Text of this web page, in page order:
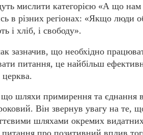
мислити категорією «А що нам
в різних регіонах: «Якщо люди
і хліб, і свободу».
зазначив, що необхідно
питання, це найбільш
церква.
шляхи примирення та єднання
Він звернув увагу на те,
шляхами окремих
питання про позитивний вплив